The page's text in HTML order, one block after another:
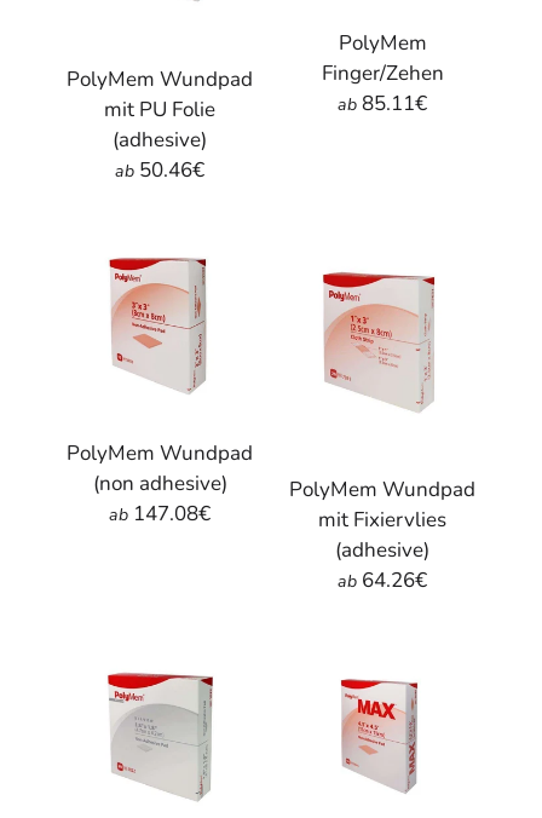
PolyMem Wundpad
mit PU Folie
(adhesive)
ab 50.46€
PolyMem
Finger/Zehen
ab 85.11€
PolyMem Wundpad
(non adhesive)
ab 147.08€
PolyMem Wundpad
mit Fixiervlies
(adhesive)
ab 64.26€